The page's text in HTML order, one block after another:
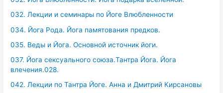
032. Лекции и семинары по Йоге Влюбленности
034. Йога Рода. Йога памятования предков.
035. Веды и Йога. Основной источник йоги.
037. Йога сексуального союза.Тантра Йога. Йога
влечения.028.
042. Лекции по Тантра Йоге. Анна и Дмитрий Кирсановы